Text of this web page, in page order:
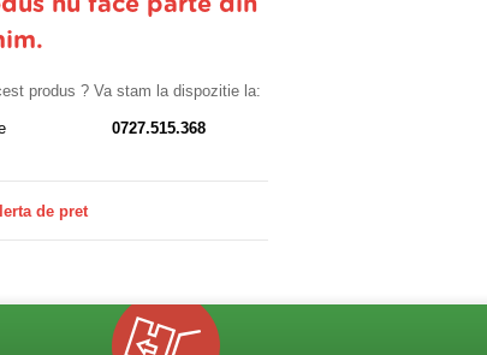
nu face parte din
produs ? Va stam la dispozitie la:
0727.515.368
de pret